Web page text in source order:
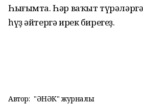
Һығымта. Һәр ваҡыт
һүҙ әйтергә ирек бирегеҙ.
Автор: "ҺӘНӘК" журналы